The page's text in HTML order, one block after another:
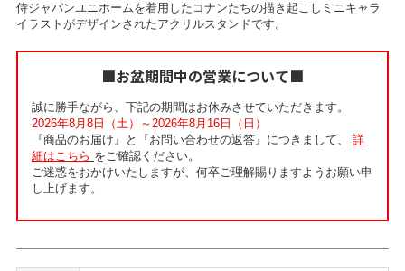
侍ジャパンユニホームを着用したコナンたちの描き起こしミニキャラ
イラストがデザインされたアクリルスタンドです。
■お盆期間中の営業について■
誠に勝手ながら、下記の期間はお休みさせていただきます。
2026年8月8日（土）～2026年8月16日（日）
『商品のお届け』と『お問い合わせの返答』につきまして、 詳
細はこちら をご確認ください。
ご迷惑をおかけいたしますが、何卒ご理解賜りますようお願い申
し上げます。